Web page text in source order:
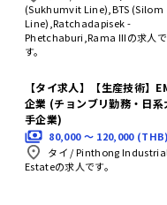
(Sukhumvit Line),BTS (Silom
Line),Ratchadapisek -
Phetchaburi,Rama IIIの求人で
す。
【タイ求人】【生産技術】
企業 (チョンブリ勤務・日系
手企業)
80,000 〜 120,000 (THB)
タイ /Pinthong
Estateの求人です。